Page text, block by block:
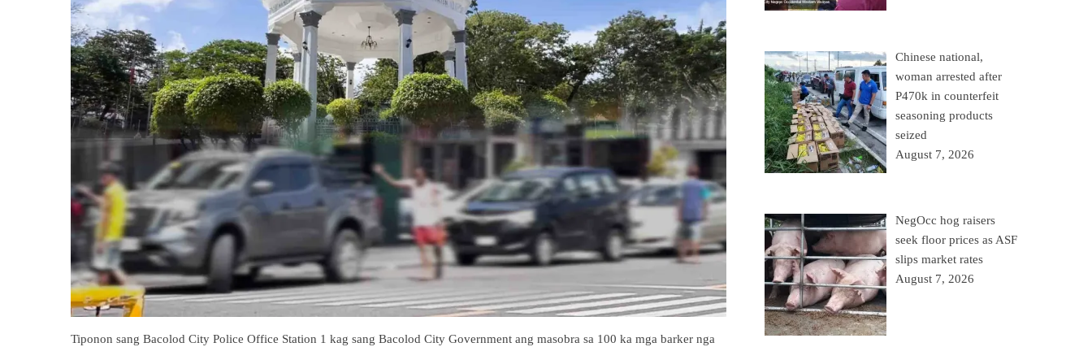
Tiponon sang Bacolod City Police Office Station 1 kag sang Bacolod City Government ang masobra sa 100 ka mga barker nga
Chinese national,
woman arrested after
P470k in counterfeit
seasoning products
seized
August 7, 2026
NegOcc hog raisers
seek floor prices as ASF
slips market rates
August 7, 2026